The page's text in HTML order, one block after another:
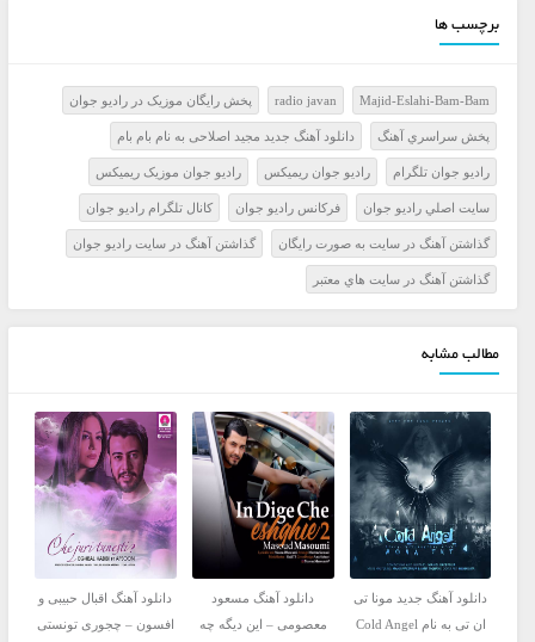
برچسب ها
Majid-Eslahi-Bam-Bam
radio javan پخش رايگان موزيک در راديو جوان
پخش سراسري آهنگ دانلود آهنگ جدید مجید اصلاحی به نام بام بام
راديو جوان تلگرام راديو جوان ريميکس راديو جوان موزيک ريميکس
سايت اصلي راديو جوان فرکانس راديو جوان کانال تلگرام راديو جوان
گذاشتن آهنگ در سايت به صورت رايگان گذاشتن آهنگ در سايت راديو جوان
گذاشتن آهنگ در سايت هاي معتبر
مطالب مشابه
دانلود آهنگ جدید مونا تی
ان تی به نام Cold Angel
دانلود آهنگ مسعود
معصومی – این دیگه چه
دانلود آهنگ اقبال حبیبی و
افسون – چجوری تونستی